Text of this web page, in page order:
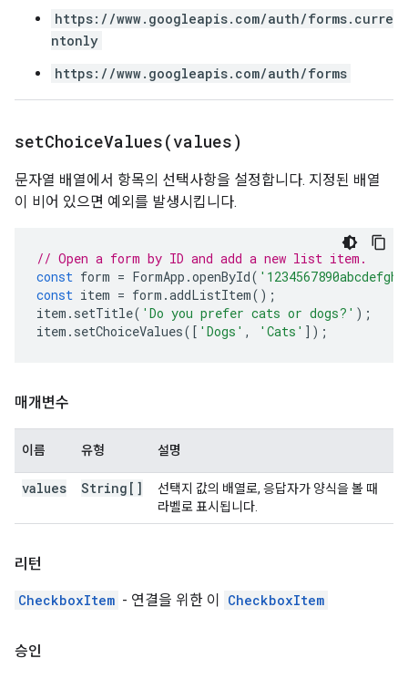
https://www.googleapis.com/auth/forms.curre
ntonly
https://www.googleapis.com/auth/forms
setChoiceValues(values)
문자열 배열에서 항목의 선택사항을 설정합니다. 지정된 배열
이 비어 있으면 예외를 발생시킵니다.
// Open a form by ID and add a new list item.
const form = FormApp .openById(
const item = form .addListItem();
item . setTitle( 'Do you prefer cats or dogs?' );
item . setChoiceValues([ 'Dogs' , 'Cats' ]);
매개변수
이름 유형 설명
values String[]
선택지 값의 배열로, 응답자가 양식을 볼 때
라벨로 표시됩니다.
리턴
CheckboxItem - 연결을 위한 이 CheckboxItem
승인